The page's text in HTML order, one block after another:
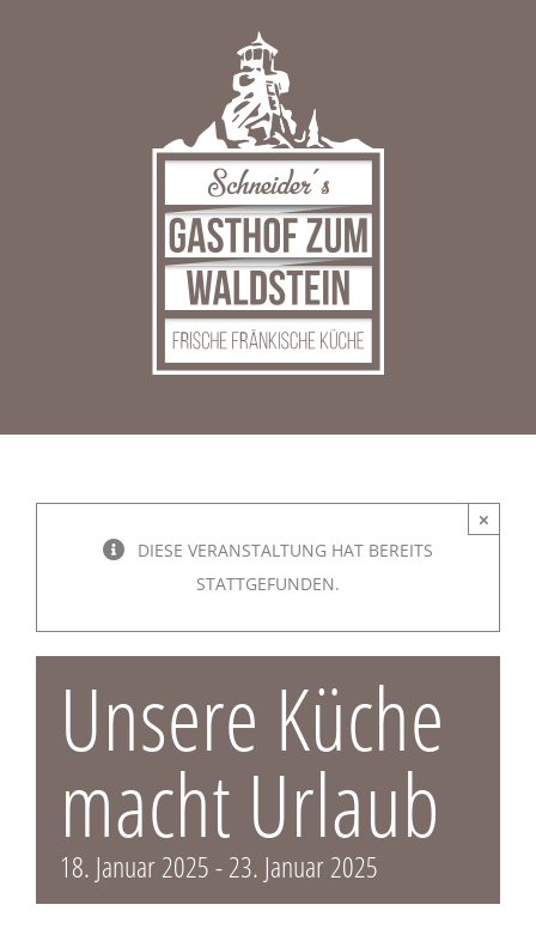
×
DIESE VERANSTALTUNG HAT BEREITS
STATTGEFUNDEN.
Unsere Küche
macht Urlaub
18. Januar 2025-23. Januar 2025